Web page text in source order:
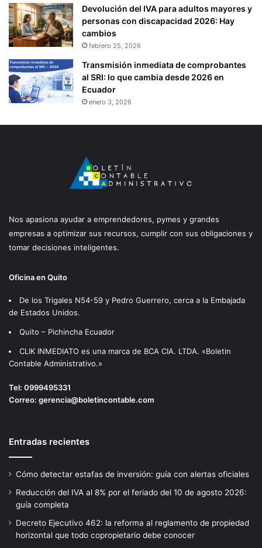
Devolución del IVA para adultos mayores y
personas con discapacidad 2026: Hay
cambios
febrero 25, 2026
Transmisión inmediata de comprobantes
al SRI: lo que cambia desde 2026 en
Ecuador
enero 3, 2026
Nos apasiona ayudar a emprendedores, pymes y grandes
empresas a optimizar sus recursos, cumplir con sus obligaciones y
tomar decisiones inteligentes.
Oficina en Quito
De los Trigales N54-59 y Pedro Guerrero, cerca a la Embajada
de Estados Unidos.
Quito – Pichincha Ecuador
CLIK INMEDIATO es una marca de BCA CIA. LTDA. «Boletin
Contable Administrativo.»
Tel: 0999495331
Correo: gerencia@boletincontable.com
Entradas recientes
Cómo detectar estafas de inversión: guía con alertas oficiales
Reducción del IVA al 8% por el feriado del 10 de agosto 2026:
guía completa
Decreto Ejecutivo 462: la reforma al reglamento de propiedad
horizontal que todo copropietario debe conocer